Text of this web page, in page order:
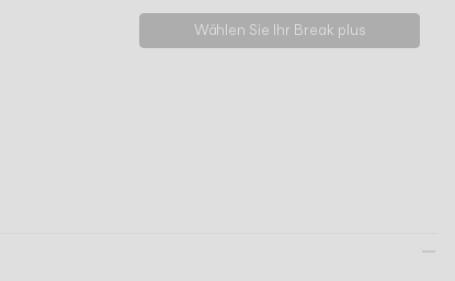
Wählen Sie Ihr Break plus